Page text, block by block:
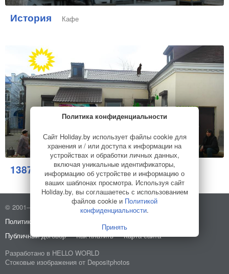
История Кафе
1387 Кафе
© 2001–2026 Holiday.by
Правила использования сайта
Политика конфиденциальности
Публичный договор
Как платить
Карта сайта
Разработано в HELLO WORLD
Стоковые изображения от Depositphotos
Политика конфиденциальности
Сайт Holiday.by использует файлы cookie для
хранения и / или доступа к информации на
устройствах и обработки личных данных,
включая уникальные идентификаторы,
информацию об устройстве и информацию о
ваших шаблонах просмотра. Используя сайт
Holiday.by, вы соглашаетесь с использованием
файлов cookie и Политикой
конфиденциальности.
Принять